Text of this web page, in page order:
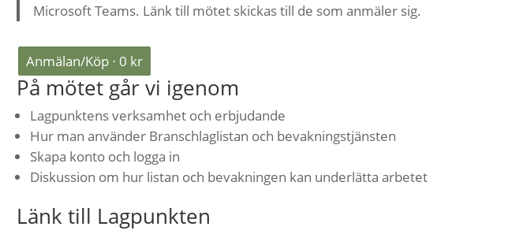
Microsoft Teams. Länk till mötet skickas till de som anmäler sig.
Anmälan/Köp ⋅ 0 kr
På mötet går vi igenom
Lagpunktens verksamhet och erbjudande
Hur man använder Branschlaglistan och bevakningstjänsten
Skapa konto och logga in
Diskussion om hur listan och bevakningen kan underlätta arbetet
Länk till Lagpunkten